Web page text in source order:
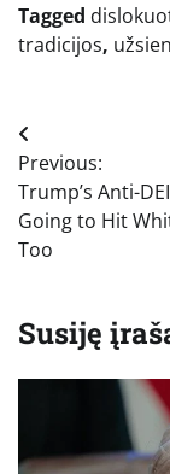
Tagged
tradicijos,
Navigacija
tarp
įrašų
Previous:
Trump’s Anti-
Going to Hit
Too
Susiję